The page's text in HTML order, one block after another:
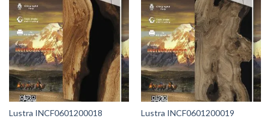
Lustra INCF0601200018 Lustra INCF0601200019